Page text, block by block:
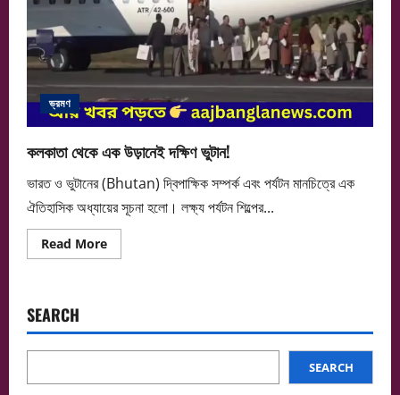
ভ্রমণ
কলকাতা থেকে এক উড়ানেই দক্ষিণ ভুটান!
ভারত ও ভুটানের (Bhutan) দ্বিপাক্ষিক সম্পর্ক এবং পর্যটন মানচিত্রে এক
ঐতিহাসিক অধ্যায়ের সূচনা হলো। লক্ষ্য পর্যটন শিল্পের...
Read MoreRead
more
দক্ষিণ
SEARCH
SEARCH